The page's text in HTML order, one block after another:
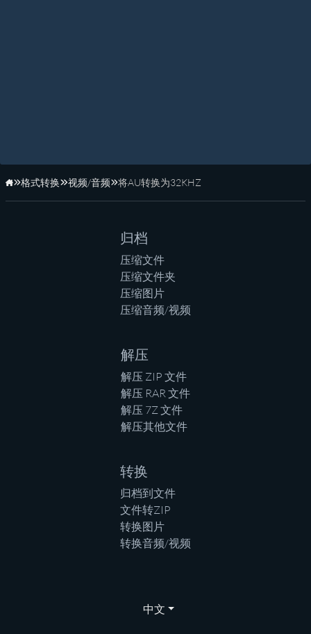
主页
格式转换 视频/音频 将AU转换为32KHZ
归档
压缩文件
压缩文件夹
压缩图片
压缩音频/视频
解压
解压 ZIP 文件
解压 RAR 文件
解压 7Z 文件
解压其他文件
转换
归档到文件
文件转ZIP
转换图片
转换音频/视频
中文